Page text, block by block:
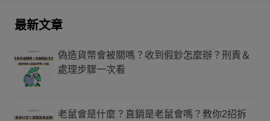
最新文章
偽造貨幣會被關嗎？收到假鈔怎麼辦？刑責＆
處理步驟一次看
老鼠會是什麼？直銷是老鼠會嗎？教你2招拆